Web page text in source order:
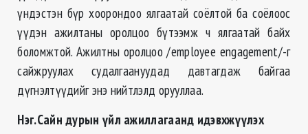
үндэстэн бүр хоорондоо ялгаатай соёлтой ба соёлоос
үүдэн ажилтаны оролцоо бүтээмж ч ялгаатай байх
боломжтой. Ажилтны оролцоо /employee engagement/-г
сайжруулах судалгаануудад давтагдаж байгаа
дүгнэлтүүдийг энэ нийтлэлд орууллаа.
Нэг.Сайн дурын үйл ажиллагаанд идэвхжүүлэх